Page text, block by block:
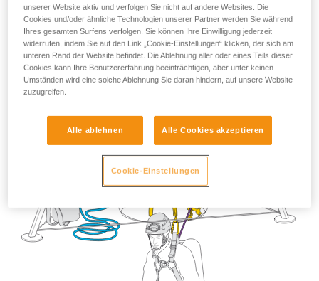
unserer Website aktiv und verfolgen Sie nicht auf andere Websites. Die
Cookies und/oder ähnliche Technologien unserer Partner werden Sie während
Ihres gesamten Surfens verfolgen. Sie können Ihre Einwilligung jederzeit
widerrufen, indem Sie auf den Link „Cookie-Einstellungen“ klicken, der sich am
unteren Rand der Website befindet. Die Ablehnung aller oder eines Teils dieser
Cookies kann Ihre Benutzererfahrung beeinträchtigen, aber unter keinen
Umständen wird eine solche Ablehnung Sie daran hindern, auf unsere Website
zuzugreifen.
Alle ablehnen Alle Cookies akzeptieren
Cookie-Einstellungen